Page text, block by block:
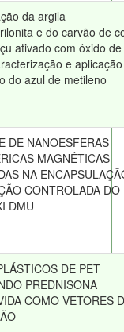
da argila
e do carvão de
ativado com óxido de
e
do azul de metileno
DE NANOESFERAS
MAGNÉTICAS
NA
CONTROLADA DO
DMU
DE PET
PREDNISONA
COMO VETORES